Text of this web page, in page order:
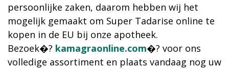
persoonlijke zaken, daarom hebben wij het
mogelijk gemaakt om Super Tadarise online te
kopen in de EU bij onze apotheek.
Bezoek�? kamagraonline.com�? voor ons
volledige assortiment en plaats vandaag nog uw